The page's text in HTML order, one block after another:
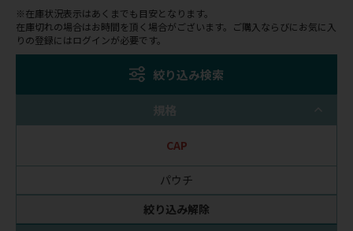
※在庫状況表示はあくまでも目安となります。
在庫切れの場合はお時間を頂く場合がございます。ご購入ならびにお気に入
りの登録にはログインが必要です。
絞り込み検索
絞り込み解除
CAP
パウチ
規格